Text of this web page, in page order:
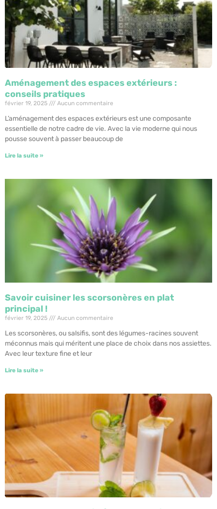
Aménagement des espaces extérieurs :
conseils pratiques
février 19, 2025 Aucun commentaire
L’aménagement des espaces extérieurs est une composante
essentielle de notre cadre de vie. Avec la vie moderne qui nous
pousse souvent à passer beaucoup de
Lire la suite »
Savoir cuisiner les scorsonères en plat
principal !
février 19, 2025 Aucun commentaire
Les scorsonères, ou salsifis, sont des légumes-racines souvent
méconnus mais qui méritent une place de choix dans nos assiettes.
Avec leur texture fine et leur
Lire la suite »